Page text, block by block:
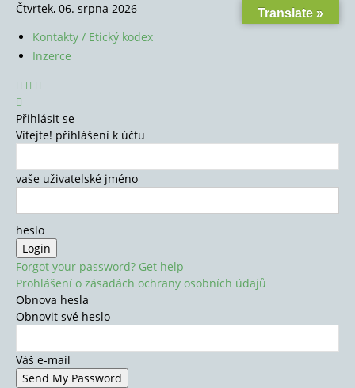
Čtvrtek, 06. srpna 2026
Kontakty / Etický kodex
Inzerce
Přihlásit se
Vítejte! přihlášení k účtu
vaše uživatelské jméno
heslo
Forgot your password? Get help
Prohlášení o zásadách ochrany osobních údajů
Obnova hesla
Obnovit své heslo
Váš e-mail
Translate »